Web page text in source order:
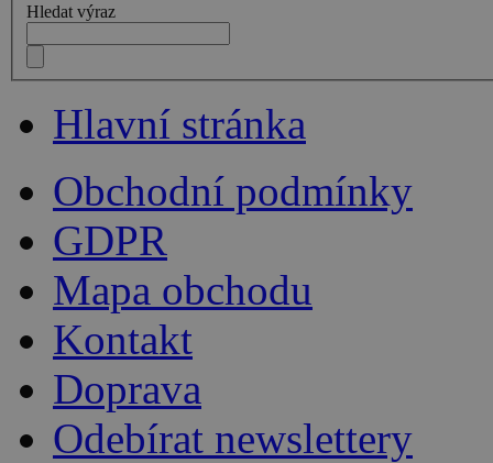
Hledat výraz
Hlavní stránka
Obchodní podmínky
GDPR
Mapa obchodu
Kontakt
Doprava
Odebírat newslettery